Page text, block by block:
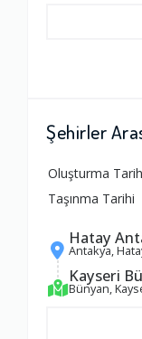
Şehirler
Oluşturma
Taşınma Tarihi
Hatay
Antakya,
Kayseri
Bünyan,